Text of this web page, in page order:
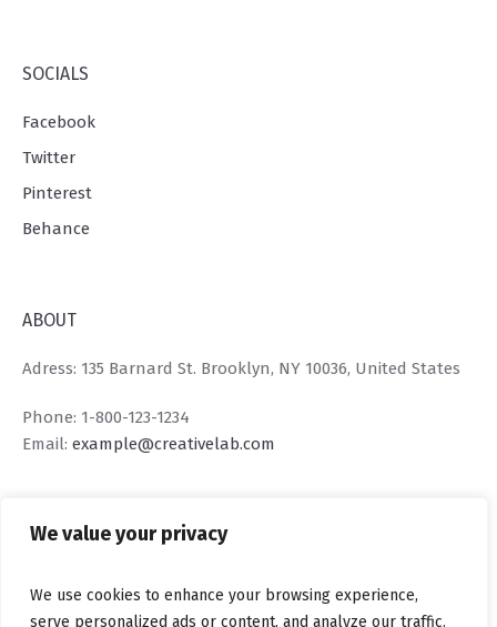
We value your privacy
We use cookies to enhance your browsing experience,
serve personalized ads or content, and analyze our traffic.
SOCIALS
Facebook
Twitter
Pinterest
Behance
ABOUT
Adress: 135 Barnard St. Brooklyn, NY 10036, United States
Phone: 1-800-123-1234
Email:example@creativelab.com